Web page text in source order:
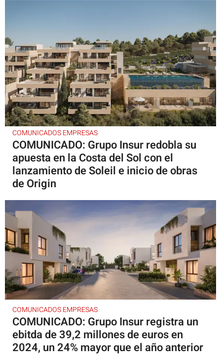
COMUNICADOS EMPRESAS
COMUNICADO: Grupo Insur redobla su
apuesta en la Costa del Sol con el
lanzamiento de Soleil e inicio de obras
de Origin
COMUNICADOS EMPRESAS
COMUNICADO: Grupo Insur registra un
ebitda de 39,2 millones de euros en
2024, un 24% mayor que el año anterior